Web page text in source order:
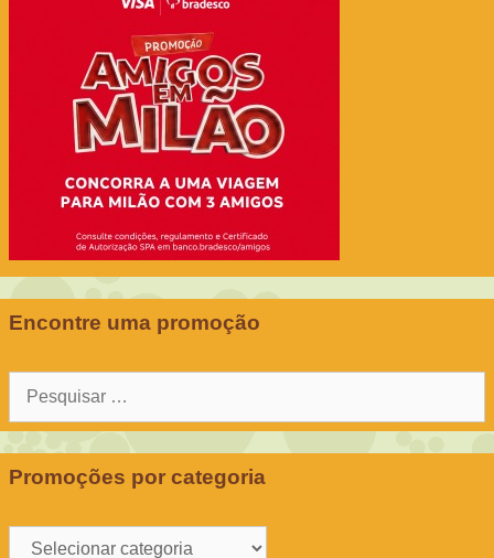
Encontre uma promoção
Pesquisar
Promoções por categoria
Promoções